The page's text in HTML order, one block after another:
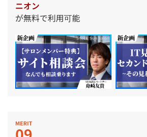
ニオン
が無料で利用可能